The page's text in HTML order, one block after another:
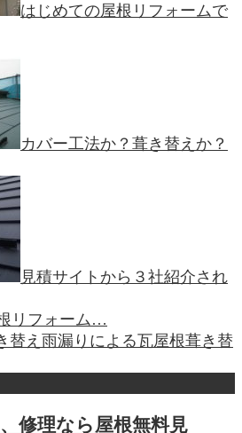
はじめての屋根リフォームで
カバー工法か？葺き替えか？
見積サイトから３社紹介され
リフォーム…
雨漏りによる瓦屋根葺き替